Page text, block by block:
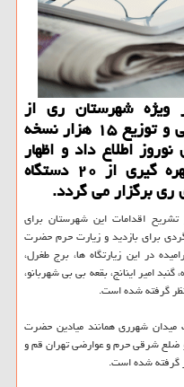
ویژه شهرستان ری از
برگزاری تورهای گردشگری مجانی و توزیع ۱۵ هزار نسخه
اطلاع داد و اظهار
داشت: در روزهای نوروز با بهره گیری از ۲۰ دستگاه
برگزار می گردد.
تشریح اقدامات این شهرستان برای
برای بازدید و زیارت حرم حضرت
در این زیارتگاه ها، برج طغرل،
امیر اینانج، بقعه بی بی شهربانو،
گرفته شده است.
میدان شهرری همانند میادین حضرت
ضلع شرقی حرم و عوارضی تهران قم و
گرفته شده است.